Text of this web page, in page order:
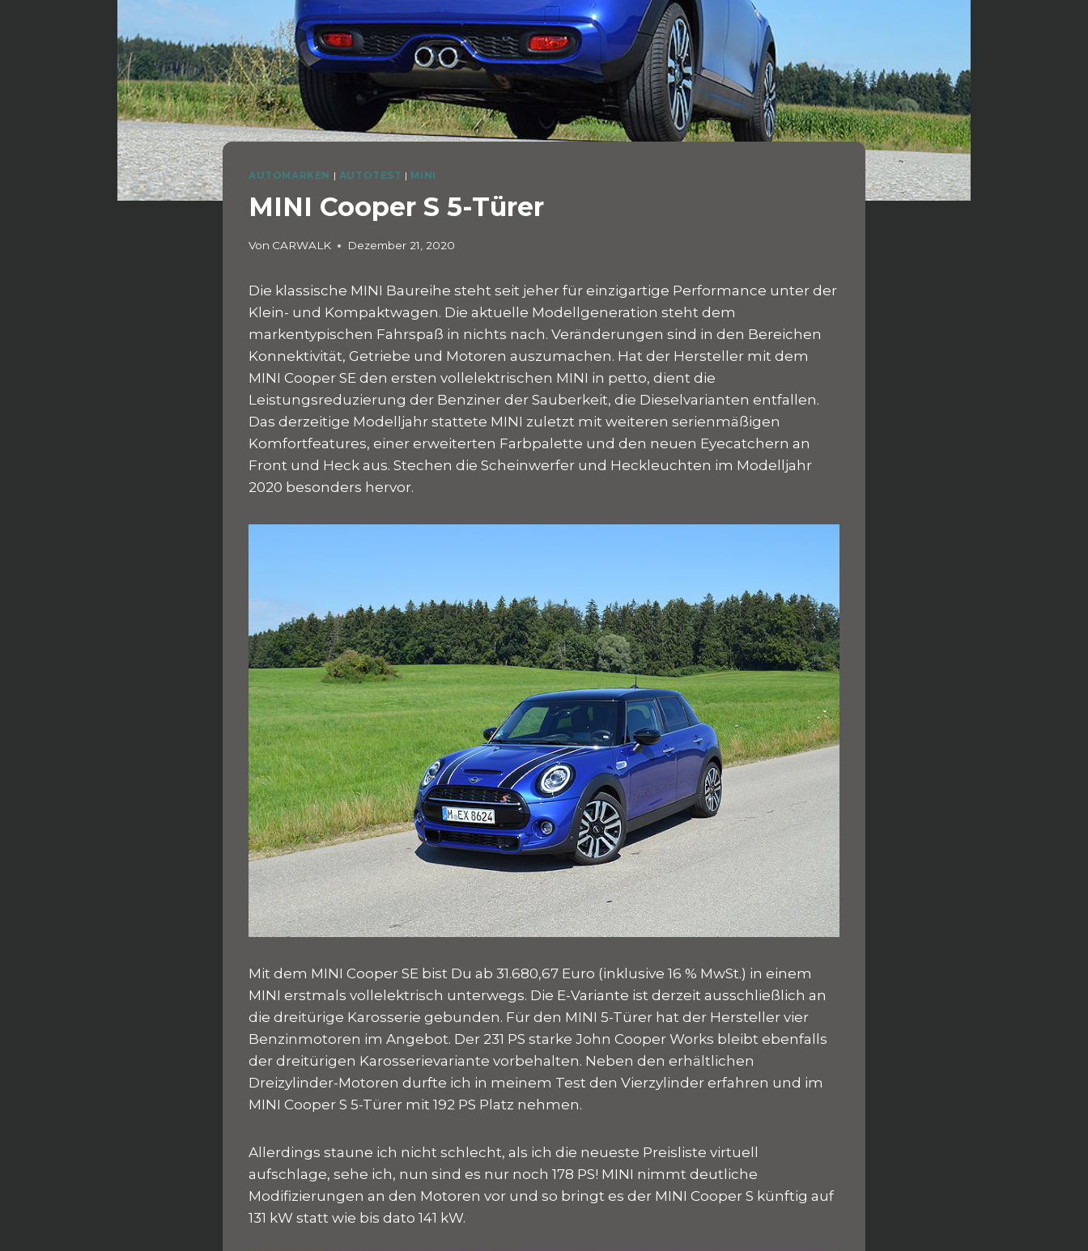
AUTOMARKEN | AUTOTEST | MINI
MINI Cooper S 5-Türer
Von CARWALK Dezember 21, 2020
Die klassische MINI Baureihe steht seit jeher für einzigartige Performance unter der
Klein- und Kompaktwagen. Die aktuelle Modellgeneration steht dem
markentypischen Fahrspaß in nichts nach. Veränderungen sind in den Bereichen
Konnektivität, Getriebe und Motoren auszumachen. Hat der Hersteller mit dem
MINI Cooper SE den ersten vollelektrischen MINI in petto, dient die
Leistungsreduzierung der Benziner der Sauberkeit, die Dieselvarianten entfallen.
Das derzeitige Modelljahr stattete MINI zuletzt mit weiteren serienmäßigen
Komfortfeatures, einer erweiterten Farbpalette und den neuen Eyecatchern an
Front und Heck aus. Stechen die Scheinwerfer und Heckleuchten im Modelljahr
2020 besonders hervor.
Mit dem MINI Cooper SE bist Du ab 31.680,67 Euro (inklusive 16 % MwSt.) in einem
MINI erstmals vollelektrisch unterwegs. Die E-Variante ist derzeit ausschließlich an
die dreitürige Karosserie gebunden. Für den MINI 5-Türer hat der Hersteller vier
Benzinmotoren im Angebot. Der 231 PS starke John Cooper Works bleibt ebenfalls
der dreitürigen Karosserievariante vorbehalten. Neben den erhältlichen
Dreizylinder-Motoren durfte ich in meinem Test den Vierzylinder erfahren und im
MINI Cooper S 5-Türer mit 192 PS Platz nehmen.
Allerdings staune ich nicht schlecht, als ich die neueste Preisliste virtuell
aufschlage, sehe ich, nun sind es nur noch 178 PS! MINI nimmt deutliche
Modifizierungen an den Motoren vor und so bringt es der MINI Cooper S künftig auf
131 kW statt wie bis dato 141 kW.